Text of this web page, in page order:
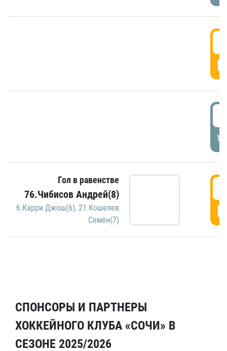
Гол в равенстве
76.Чибисов Андрей(8)
6.Карри Джош(6), 21.Кошелев
Семён(7)
СПОНСОРЫ И ПАРТНЕРЫ
ХОККЕЙНОГО КЛУБА «СОЧИ» В
СЕЗОНЕ 2025/2026